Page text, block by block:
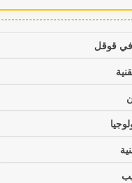
قوقل